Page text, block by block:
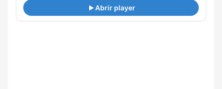
Abrir player